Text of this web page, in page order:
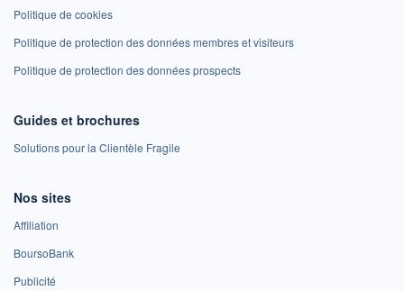
Politique de cookies
Politique de protection des données membres et visiteurs
Politique de protection des données prospects
Guides et brochures
Solutions pour la Clientèle Fragile
Nos sites
Affiliation
BoursoBank
Publicité